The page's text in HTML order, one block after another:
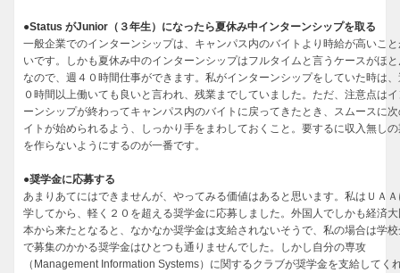
●Status がJunior（３年生）になったら夏休み中インターンシップを取る
一般企業でのインターンシップは、キャンパス内のバイトより時給が高いこ
いです。しかも夏休み中のインターンシップはフルタイムと言うケースがほ
なので、週４０時間仕事ができます。私がインターンシップをしていた時は
０時間以上働いても良いと言われ、残業までしていました。ただ、注意点は
ーンシップが終わってキャンパス内のバイトに戻ってきたとき、スムースに
イトが始められるよう、しっかり手をまわしておくこと。要するに収入無し
を作らないようにするのが一番です。
●奨学金に応募する
あまりあてにはできませんが、やってみる価値はあると思います。私はＵＡ
学してから、軽く２０を超える奨学金に応募しました。外国人でしかも経済
本から来たとなると、なかなか奨学金は支給されないそうで、私の場合は学
で募集のかかる奨学金はひとつも通りませんでした。しかし自分の専攻
（Management Information Systems）に関するクラブが奨学金を支給してく